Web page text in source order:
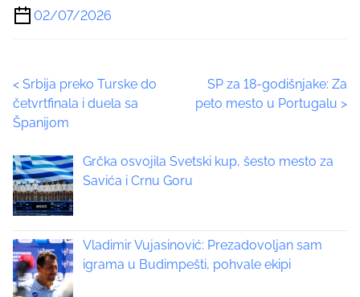
a
r
h
i
s
o
s
t
n
:
02/07/2026
P
o
s
t
s
n
a
< Srbija preko Turske do
četvrtfinala i duela sa
Španijom
SP za 18-godišnjake: Za
peto mesto u Portugalu >
Grčka osvojila Svetski kup, šesto mesto za
Savića i Crnu Goru
Vladimir Vujasinović: Prezadovoljan sam
igrama u Budimpešti, pohvale ekipi